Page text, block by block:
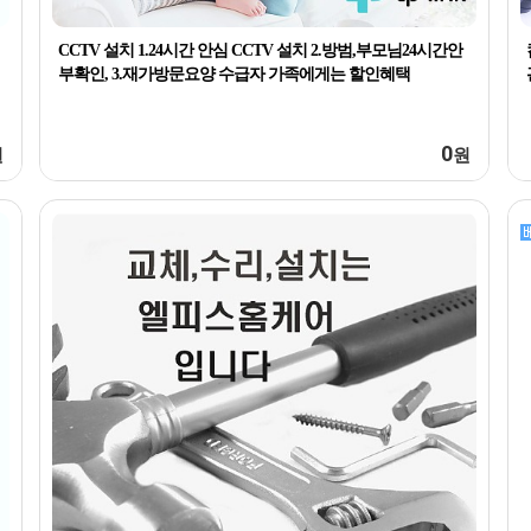
CCTV 설치 1.24시간 안심 CCTV 설치 2.방범,부모님24시간안
부확인, 3.재가방문요양 수급자 가족에게는 할인혜택
0원